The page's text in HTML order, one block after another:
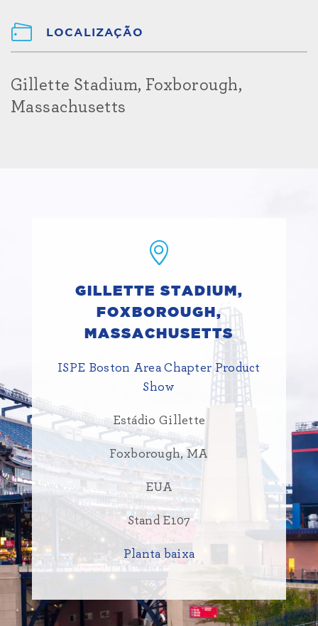
LOCALIZAÇÃO
Gillette Stadium, Foxborough,
Massachusetts
GILLETTE STADIUM,
FOXBOROUGH,
MASSACHUSETTS
ISPE Boston Area Chapter Product
Show
Estádio Gillette
Foxborough, MA
EUA
Stand E107
Planta baixa